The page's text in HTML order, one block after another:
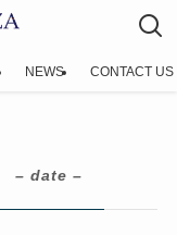
NEWS CONTACT US
– date –